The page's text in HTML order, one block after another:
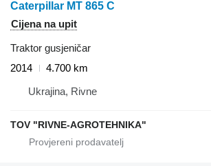
Caterpillar MT 865 C
Cijena na upit
Traktor gusjeničar
2014
4.700 km
Ukrajina, Rivne
TOV "RIVNE-AGROTEHNIKA"